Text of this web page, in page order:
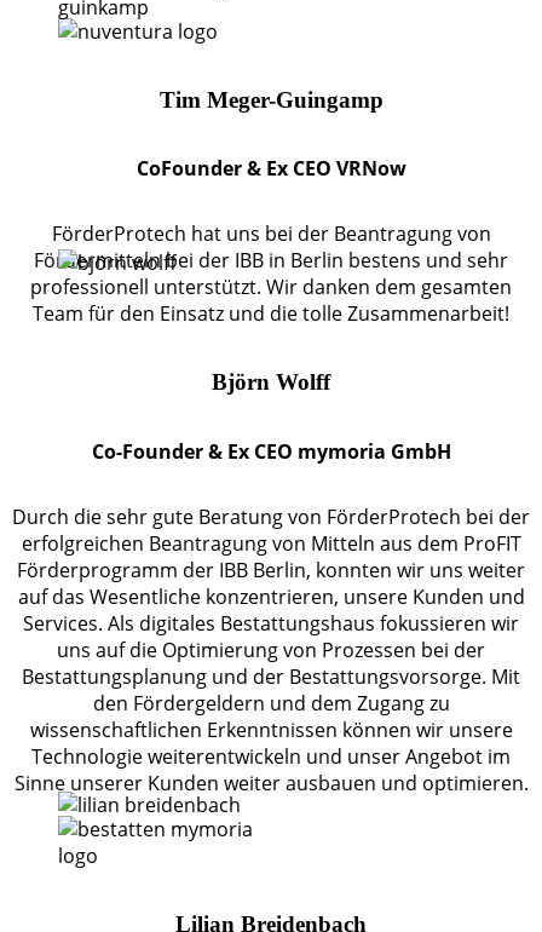
Tim Meger-Guingamp
CoFounder & Ex CEO VRNow
FörderProtech hat uns bei der Beantragung von
Fördermitteln bei der IBB in Berlin bestens und sehr
professionell unterstützt. Wir danken dem gesamten
Team für den Einsatz und die tolle Zusammenarbeit!
Björn Wolff
Co-Founder & Ex CEO mymoria GmbH
Durch die sehr gute Beratung von FörderProtech bei der
erfolgreichen Beantragung von Mitteln aus dem ProFIT
Förderprogramm der IBB Berlin, konnten wir uns weiter
auf das Wesentliche konzentrieren, unsere Kunden und
Services. Als digitales Bestattungshaus fokussieren wir
uns auf die Optimierung von Prozessen bei der
Bestattungsplanung und der Bestattungsvorsorge. Mit
den Fördergeldern und dem Zugang zu
wissenschaftlichen Erkenntnissen können wir unsere
Technologie weiterentwickeln und unser Angebot im
Sinne unserer Kunden weiter ausbauen und optimieren.
Lilian Breidenbach